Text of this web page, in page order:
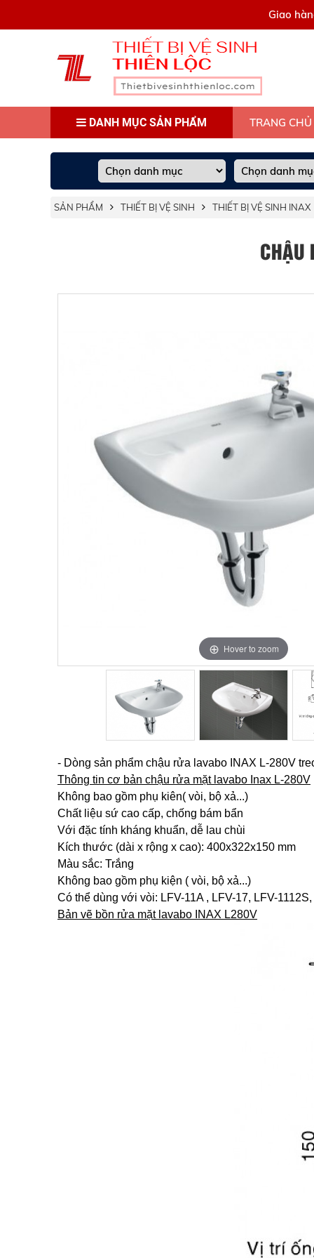
Giao
DANH MỤC SẢN PHẨM TRANG CHỦ
SẢN PHẨM THIẾT BỊ VỆ SINH THIẾT BỊ VỆ SINH INAX
CHẬU
Hover to zoom
Hover to zoom
Hover to zoom
- Dòng sản phẩm chậu rửa lavabo INAX L-280V
Thông tin cơ bản chậu rửa mặt lavabo Inax L-280V
Không bao gồm phụ kiên( vòi, bộ xả...)
Chất liệu sứ cao cấp, chống bám bẩn
Với đặc tính kháng khuẩn, dễ lau chùi
Kích thước (dài x rộng x cao): 400x322x150 mm
Màu sắc: Trắng
Không bao gồm phụ kiện ( vòi, bộ xả...)
Có thể dùng với vòi: LFV-11A , LFV-17, LFV-1112S,
Bản vẽ bồn rửa mặt lavabo INAX L280V